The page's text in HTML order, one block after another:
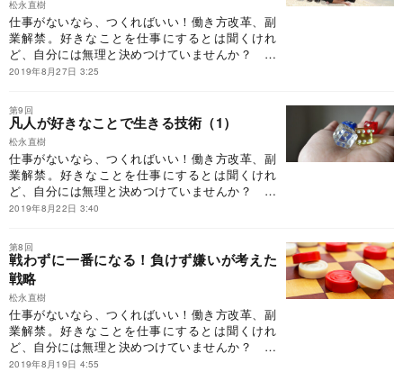
か……。この連載では、『戦略と情熱で仕事をつ
くるーー自分の強みを見つけて自由に生きる技
術』から一部を編集してご紹介します。
松永直樹
仕事がないなら、つくればいい！働き方改革、副
業解禁。好きなことを仕事にするとは聞くけれ
ど、自分には無理と決めつけていませんか？ 著
者もかつては「好きなことを仕事に」とは思えな
し、壮絶経験なし。流されて就職するもたった2
ヵ月でギブアップ。そんなふつうの人が、どのよ
うに好きなボードゲームを突き詰め、強みを仕事
に変え、好きなことで「食える」ようになったの
か……。この連載では、『戦略と情熱で仕事をつ
くるーー自分の強みを見つけて自由に生きる技
術』から一部を編集してご紹介します。
2019年8月27日 3:25
第9回
凡人が好きなことで生きる技術（1）
松永直樹
仕事がないなら、つくればいい！働き方改革、副
業解禁。好きなことを仕事にするとは聞くけれ
ど、自分には無理と決めつけていませんか？ 著
者もかつては「好きなことを仕事に」とは思えな
し、壮絶経験なし。流されて就職するもたった2
ヵ月でギブアップ。そんなふつうの人が、どのよ
うに好きなボードゲームを突き詰め、強みを仕事
に変え、好きなことで「食える」ようになったの
か……。この連載では、『戦略と情熱で仕事をつ
くるーー自分の強みを見つけて自由に生きる技
術』から一部を編集してご紹介します。
2019年8月22日 3:40
第8回
戦わずに一番になる！負けず嫌いが考えた
戦略
松永直樹
仕事がないなら、つくればいい！働き方改革、副
業解禁。好きなことを仕事にするとは聞くけれ
ど、自分には無理と決めつけていませんか？ 著
者もかつては「好きなことを仕事に」とは思えな
2019年8月19日 4:55